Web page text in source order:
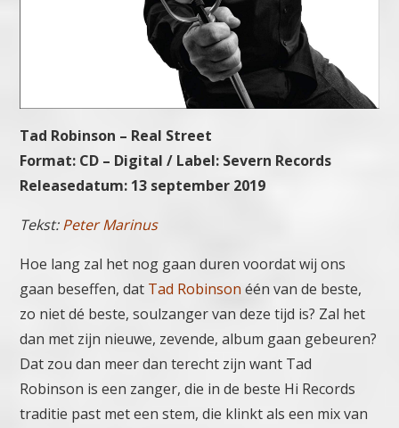
Tad Robinson – Real Street
Format: CD – Digital / Label: Severn Records
Releasedatum: 13 september 2019
Tekst:Peter Marinus
Hoe lang zal het nog gaan duren voordat wij ons
gaan beseffen, dat Tad Robinsonéén van de beste,
zo niet dé beste, soulzanger van deze tijd is? Zal het
dan met zijn nieuwe, zevende, album gaan gebeuren?
Dat zou dan meer dan terecht zijn want Tad
Robinson is een zanger, die in de beste Hi Records
traditie past met een stem, die klinkt als een mix van